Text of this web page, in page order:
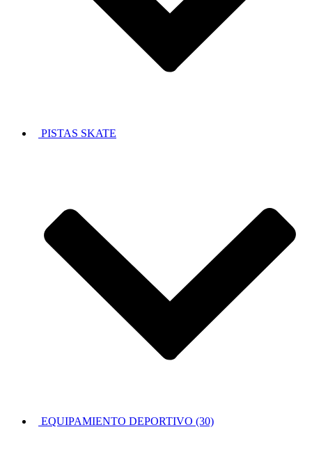
PISTAS SKATE
EQUIPAMIENTO DEPORTIVO (30)